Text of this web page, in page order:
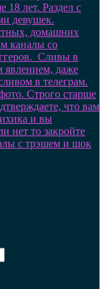
18 лет. Раздел с
девушек.
домашних
каналы со
Сливы в
явлением, даже
в телеграм.
Строго старше
что вам
и вы
нет то закройте
с трэшем и шок